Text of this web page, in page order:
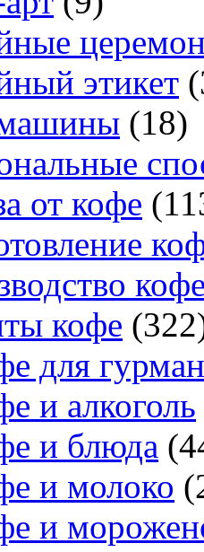
этикет
(18)
от кофе
кофе
для
и алкоголь
и блюда
и молоко
и